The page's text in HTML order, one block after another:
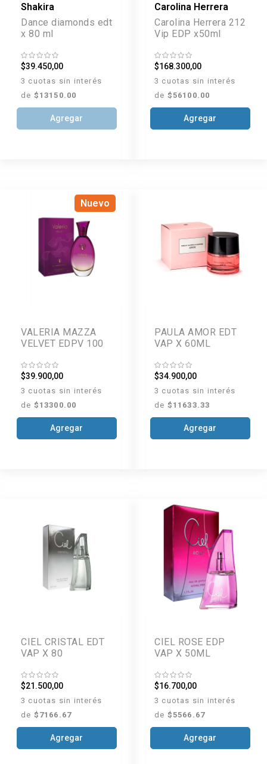
Shakira
Dance diamonds edt
x 80 ml
$39.450,00
3 cuotas sin interés
de $13150.00
Agregar
Carolina Herrera
Carolina Herrera 212
Vip EDP x50ml
$168.300,00
3 cuotas sin interés
de $56100.00
Agregar
Nuevo
VALERIA MAZZA
VELVET EDPV 100
$39.900,00
3 cuotas sin interés
de $13300.00
Agregar
PAULA AMOR EDT
VAP X 60ML
$34.900,00
3 cuotas sin interés
de $11633.33
Agregar
CIEL CRISTAL EDT
VAP X 80
$21.500,00
3 cuotas sin interés
de $7166.67
Agregar
CIEL ROSE EDP
VAP X 50ML
$16.700,00
3 cuotas sin interés
de $5566.67
Agregar